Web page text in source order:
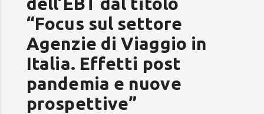
“Focus sul settore
Agenzie di Viaggio in
Italia. Effetti post
pandemia e nuove
prospettive”